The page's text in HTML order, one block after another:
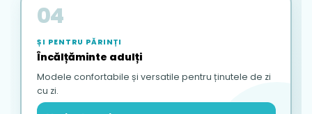
04
ȘI PENTRU PĂRINȚI
Încălțăminte adulți
Modele confortabile și versatile pentru ținutele de zi
cu zi.